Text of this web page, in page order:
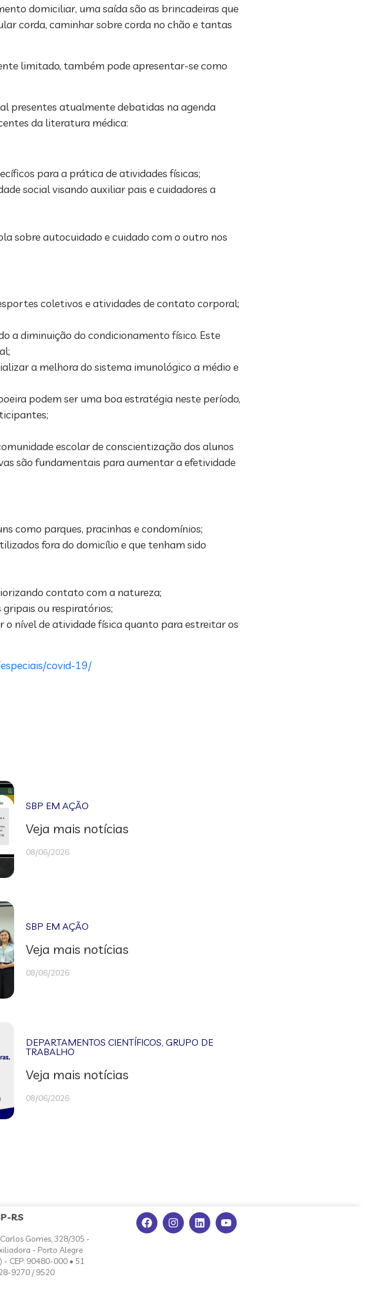
domiciliar, uma saída são as brincadeiras que
corda, caminhar sobre corda no chão e tantas
limitado, também pode apresentar-se como
presentes atualmente debatidas na agenda
da literatura médica:
para a prática de atividades físicas;
social visando auxiliar pais e cuidadores a
sobre autocuidado e cuidado com o outro nos
coletivos e atividades de contato corporal;
a diminuição do condicionamento físico. Este
a melhora do sistema imunológico a médio e
podem ser uma boa estratégia neste período,
escolar de conscientização dos alunos
são fundamentais para aumentar a efetividade
como parques, pracinhas e condomínios;
fora do domicílio e que tenham sido
contato com a natureza;
ou respiratórios;
nível de atividade física quanto para estreitar os
covid-19/
SBP EM AÇÃO
Veja mais notícias
08/06/2026
SBP EM AÇÃO
Veja mais notícias
08/06/2026
DEPARTAMENTOS CIENTÍFICOS,GRUPO DE
TRABALHO
Veja mais notícias
08/06/2026
RS
Carlos Gomes, 328/305 -
- Porto Alegre
- CEP: 90480-000 • 51
9270 / 9520